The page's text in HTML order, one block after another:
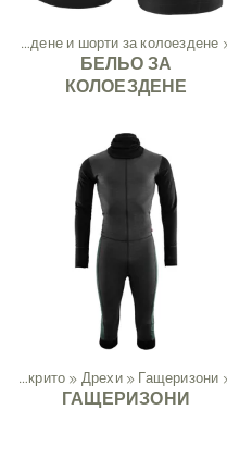
Панталони за колоездене и шорти за колоездене
БЕЛЬО ЗА
КОЛОЕЗДЕНЕ
Дейности на открито ‪» Дрехи ‪» Гащеризони
ГАЩЕРИЗОНИ